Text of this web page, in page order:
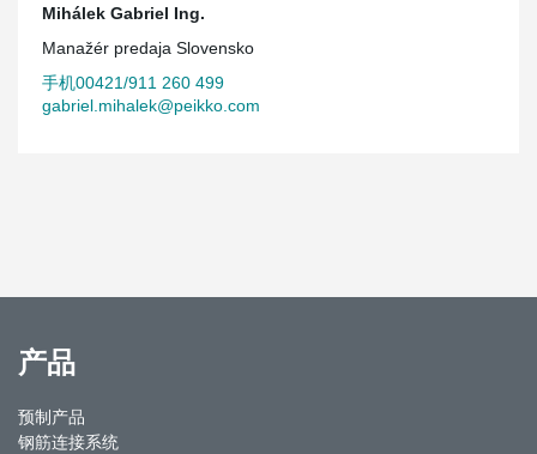
Mihálek Gabriel Ing.
Manažér predaja Slovensko
手机00421/911 260 499
gabriel.mihalek@peikko.com
产品
预制产品
钢筋连接系统